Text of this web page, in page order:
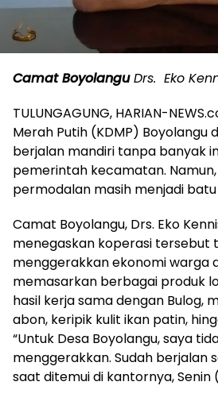
Camat BoyolanguDrs. Eko
TULUNGAGUNG, HARIAN-
Merah Putih (KDMP) Boyolangu
berjalan mandiri tanpa banyak
pemerintah kecamatan.
permodalan masih menjadi
Camat Boyolangu, Drs. Eko
menegaskan koperasi tersebut
menggerakkan ekonomi warga
memasarkan berbagai produk
hasil kerja sama dengan Bulog,
abon, keripik kulit ikan patin,
“Untuk Desa Boyolangu, saya
menggerakkan. Sudah berjalan
saat ditemui di kantornya, Senin